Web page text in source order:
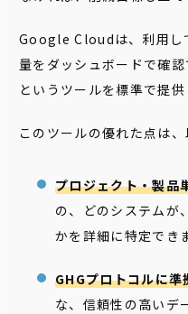
Google Cloudは、利用し
量をダッシュボードで確
というツールを標準で提供
このツールの優れた点は、
プロジェクト・製品
の、どのシステムが
かを詳細に特定でき
GHGプロトコルに準
な、信頼性の高いデ